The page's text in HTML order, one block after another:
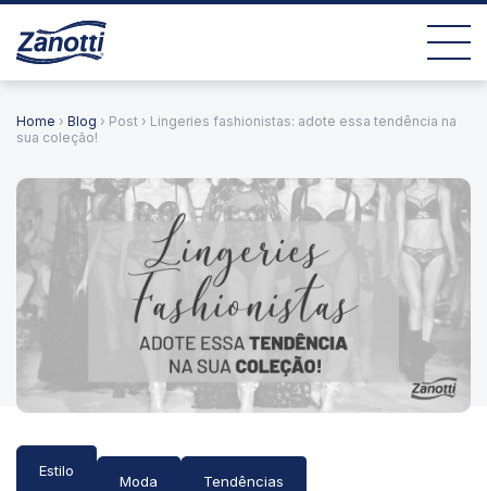
Home › Blog › Post › Lingeries fashionistas: adote essa tendência na
sua coleção!
Estilo
Moda Tendências